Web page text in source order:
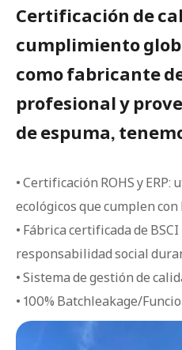
Certificación de
cumplimiento
como fabricante
profesional y
de espuma,
• Certificación ROHS y
ecológicos que cumplen
• Fábrica certificada de
responsabilidad social
• Sistema de gestión de
• 100% Batchleakage/